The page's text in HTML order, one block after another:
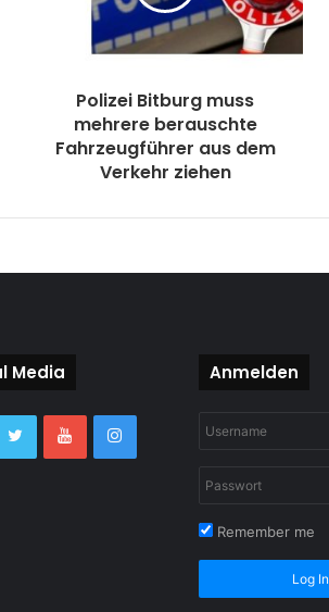
Polizei Bitburg muss
mehrere berauschte
Fahrzeugführer aus dem
Verkehr ziehen
Media Anmelden
Remember me
Log In